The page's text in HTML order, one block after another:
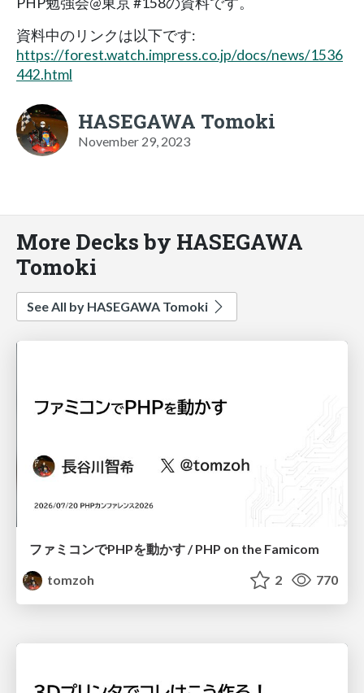
資料中のリンクは以下です:
https://forest.watch.impress.co.jp/docs/news/1536
442.html
HASEGAWA Tomoki
November 29, 2023
More Decks by HASEGAWA
Tomoki
See All by HASEGAWA Tomoki
ファミコンでPHPを動かす / PHP on the Famicom
tomzoh
2 770